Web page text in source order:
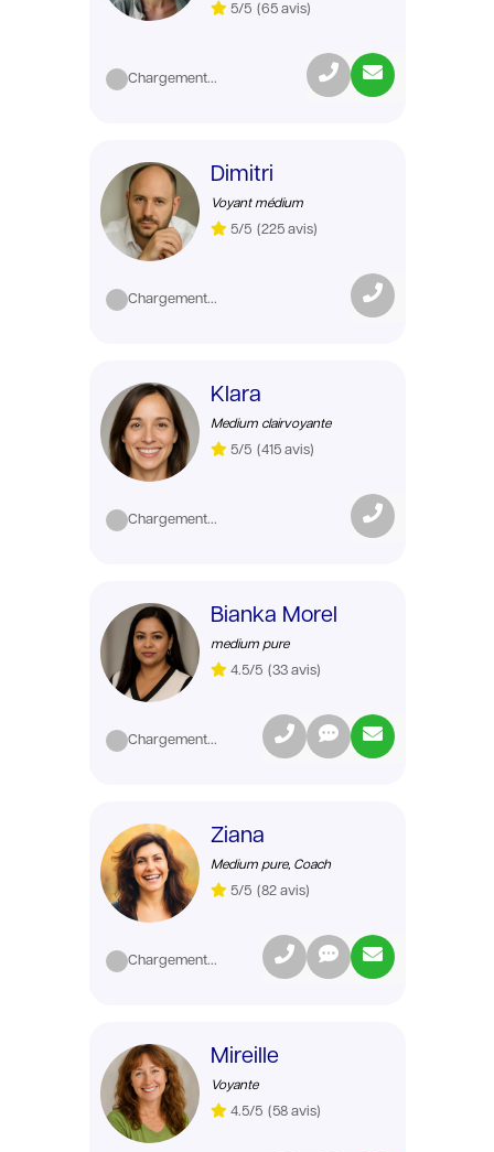
5/5 (65 avis)
Chargement...
Dimitri
Voyant médium
5/5 (225 avis)
Chargement...
Klara
Medium clairvoyante
5/5 (415 avis)
Chargement...
Bianka Morel
medium pure
4.5/5 (33 avis)
Chargement...
Ziana
Medium pure, Coach
5/5 (82 avis)
Chargement...
Mireille
Voyante
4.5/5 (58 avis)